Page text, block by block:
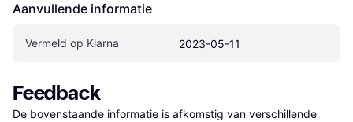
Aanvullende informatie
Vermeld op Klarna 2023-05-11
Feedback
De bovenstaande informatie is afkomstig van verschillende